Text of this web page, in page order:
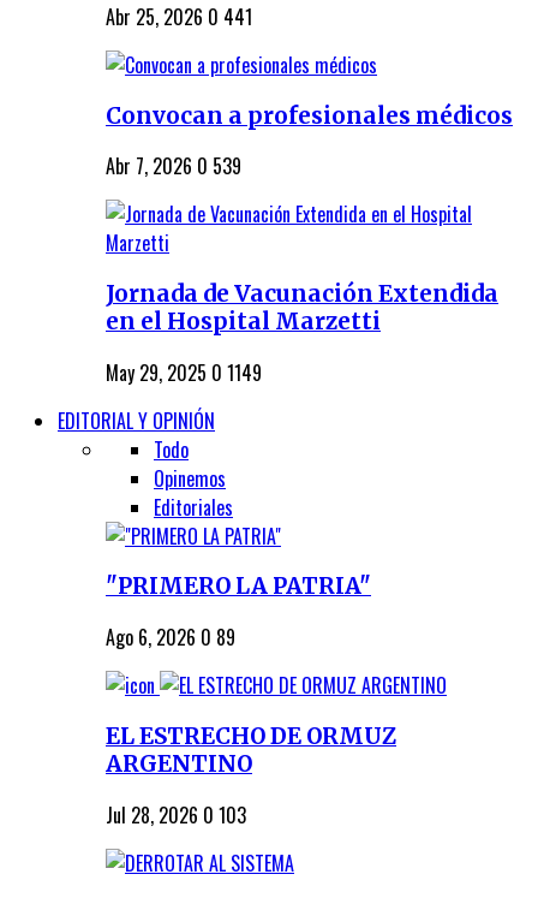
Abr 25, 2026 0 441
Convocan a profesionales médicos
Abr 7, 2026 0 539
Jornada de Vacunación Extendida
en el Hospital Marzetti
May 29, 2025 0 1149
EDITORIAL Y OPINIÓN
Todo
Opinemos
Editoriales
"PRIMERO LA PATRIA"
Ago 6, 2026 0 89
EL ESTRECHO DE ORMUZ
ARGENTINO
Jul 28, 2026 0 103